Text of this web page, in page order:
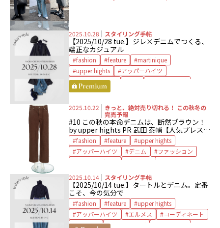
レッドカード トーキョー
2025.10.28 スタイリング手帖
【2025/10/28 tue.】ジレ×デニムでつくる、
端正なカジュアル
fashion feature
martinique
upper hights
アッパーハイツ
コーディネート
スタイリング
デニム
マルティニーク
2025.10.22
きっと、絶対売り切れる！ この秋冬の
完売予報
#10 この秋の本命デニムは、断然ブラウン！
by upper hights PR 武田 泰輔 【⼈気プレス
30⼈が⼤推薦】
fashion feature
upper hights
アッパーハイツ
デニム
ファッション
ブラウンデニム
完売予報
2025.10.14
スタイリング手帖
【2025/10/14 tue.】タートルとデニム。定番
こそ、今の気分で
fashion feature
upper hights
アッパーハイツ
エルメス
コーディネート
スカーフ
スタイリング